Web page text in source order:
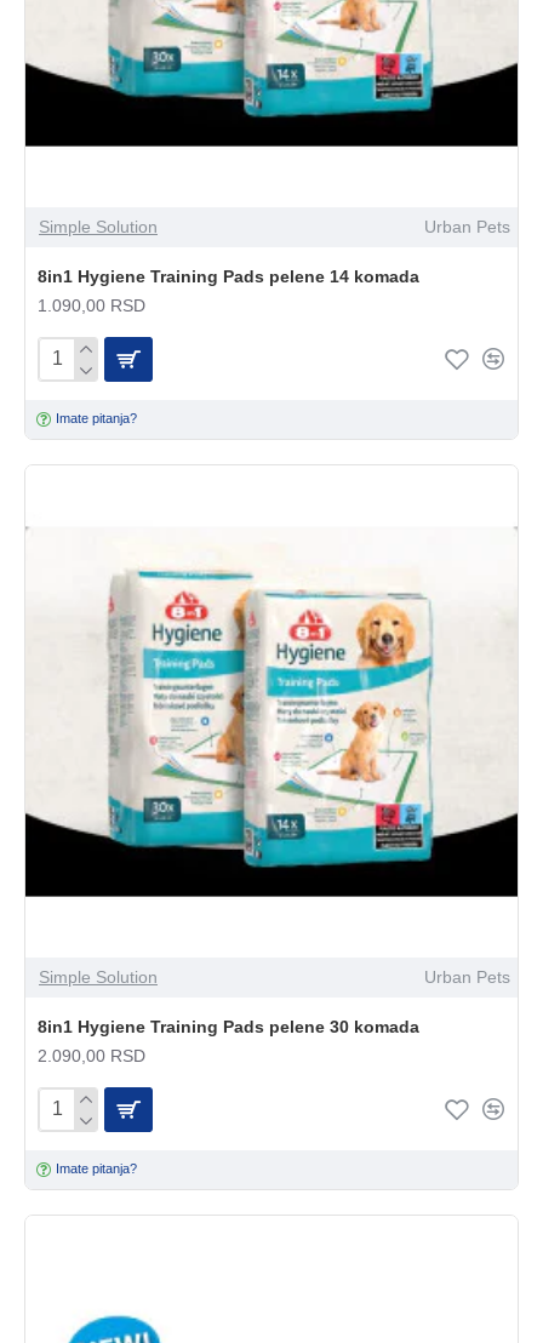
Simple Solution Urban Pets
8in1 Hygiene Training Pads pelene 14 komada
1.090,00 RSD
Imate pitanja?
Simple Solution Urban Pets
8in1 Hygiene Training Pads pelene 30 komada
2.090,00 RSD
Imate pitanja?